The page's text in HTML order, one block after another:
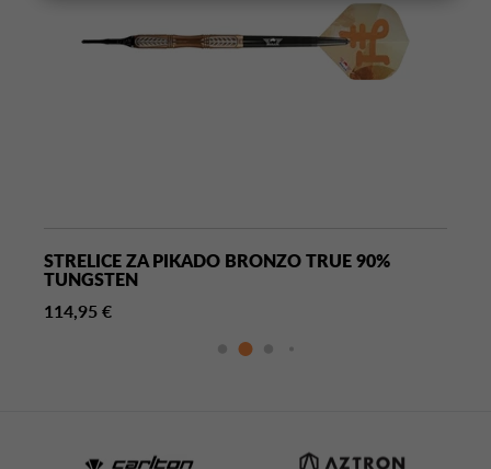
STRELICE ZA PIKADO BRONZO TRUE 90%
TUNGSTEN
114,95 €